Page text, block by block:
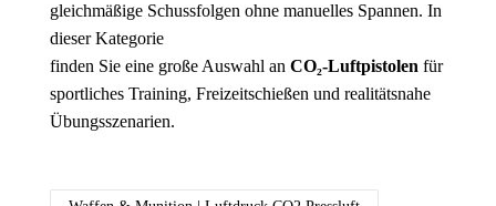
gleichmäßige Schussfolgen ohne manuelles Spannen. In
dieser Kategorie
finden Sie eine große Auswahl an CO₂-Luftpistolenfür
sportliches Training, Freizeitschießen und realitätsnahe
Übungsszenarien.